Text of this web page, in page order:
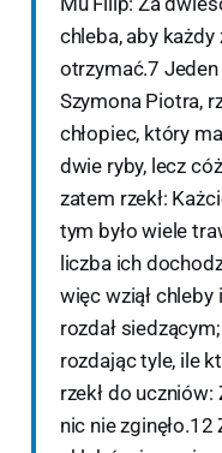
chleba, aby
otrzymać.7
Szymona Piotra,
chłopiec, który
dwie ryby, lecz
zatem rzekł:
tym było wiele
liczba ich
więc wziął
rozdał
rozdając tyle, ile
rzekł do uczniów:
nic nie